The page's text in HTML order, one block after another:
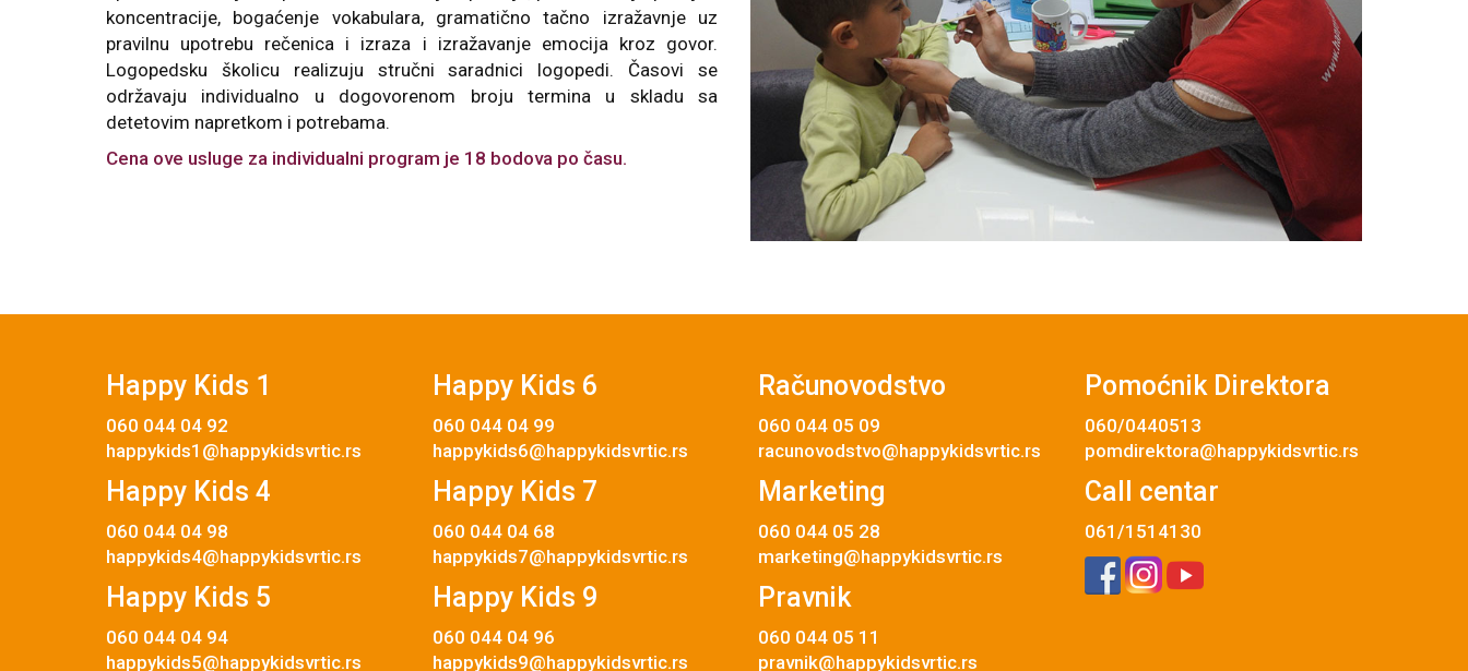
koncentracije, bogaćenje vokabulara, gramatično tačno izražavnje uz
pravilnu upotrebu rečenica i izraza i izražavanje emocija kroz govor.
Logopedsku školicu realizuju stručni saradnici logopedi. Časovi se
održavaju individualno u dogovorenom broju termina u skladu sa
detetovim napretkom i potrebama.
Cena ove usluge za individualni program je 18 bodova po času.
Happy Kids 1
060 044 04 92
happykids1@happykidsvrtic.rs
Happy Kids 4
060 044 04 98
happykids4@happykidsvrtic.rs
Happy Kids 5
060 044 04 94
happykids5@happykidsvrtic.rs
Happy Kids 6
060 044 04 99
happykids6@happykidsvrtic.rs
Happy Kids 7
060 044 04 68
happykids7@happykidsvrtic.rs
Happy Kids 9
060 044 04 96
happykids9@happykidsvrtic.rs
Računovodstvo
060 044 05 09
racunovodstvo@happykidsvrtic.rs
Marketing
060 044 05 28
marketing@happykidsvrtic.rs
Pravnik
060 044 05 11
pravnik@happykidsvrtic.rs
Pomoćnik Direktora
060/0440513
pomdirektora@happykidsvrtic.rs
Call centar
061/1514130